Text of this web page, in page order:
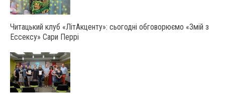
Читацький клуб «ЛітАкценту»: сьогодні обговорюємо «Змій з
Ессексу» Сари Перрі